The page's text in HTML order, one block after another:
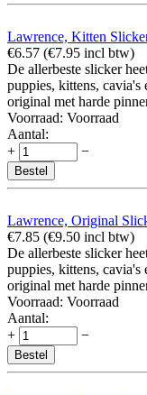
Lawrence, Kitten
€6.57 (€7.95 incl btw)
De allerbeste slicker
puppies, kittens,
original met harde
Voorraad: Voorraad
Aantal:
+
−
Bestel
Lawrence, Original
€7.85 (€9.50 incl btw)
De allerbeste slicker
puppies, kittens,
original met harde
Voorraad: Voorraad
Aantal:
+
−
Bestel